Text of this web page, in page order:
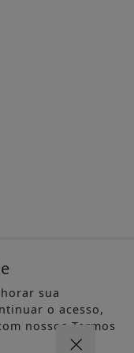
sua
o acesso,
nossos Termos